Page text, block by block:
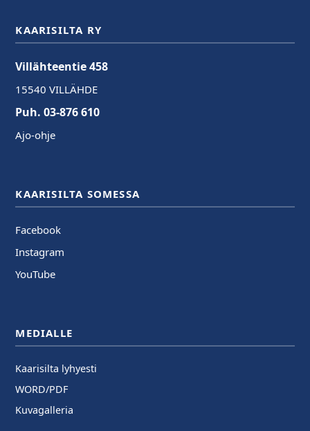
KAARISILTA RY
Villähteentie 458
15540 VILLÄHDE
Puh. 03-876 610
Ajo-ohje
KAARISILTA SOMESSA
Facebook
Instagram
YouTube
MEDIALLE
Kaarisilta lyhyesti
WORD/PDF
Kuvagalleria